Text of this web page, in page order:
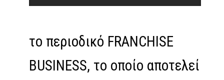
το περιοδικό FRANCHISE
BUSINESS, το οποίο αποτελεί